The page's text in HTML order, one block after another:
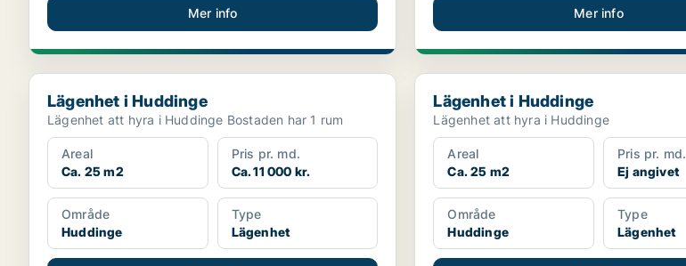
Mer info Mer info
Lägenhet i Huddinge
Lägenhet i Huddinge
Lägenhet att hyra i Huddinge Bostaden har 1 rum
Areal
Ca. 25 m2
Pris pr. md.
Ca. 11 000 kr.
Område
Huddinge
Type
Lägenhet
Lägenhet i Huddinge
Lägenhet i Huddinge
Lägenhet att hyra i Huddinge
Areal
Ca. 25 m2
Pris pr. md.
Ej angivet
Område
Huddinge
Type
Lägenhet